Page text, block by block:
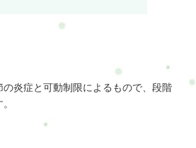
の炎症と可動制限によるもので、段階